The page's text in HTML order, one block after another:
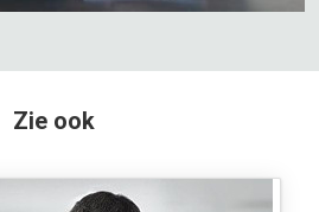
Zie ook